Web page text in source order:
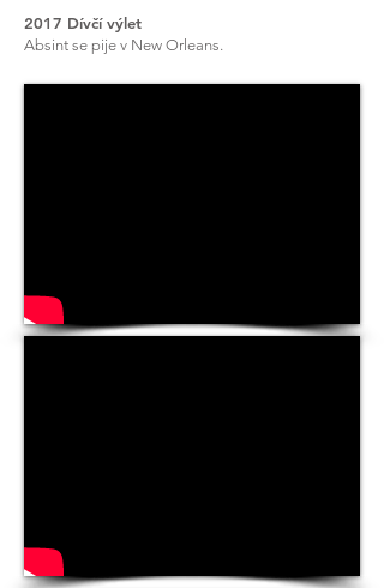
2017 Dívčí výlet
Absint se pije v New Orleans.